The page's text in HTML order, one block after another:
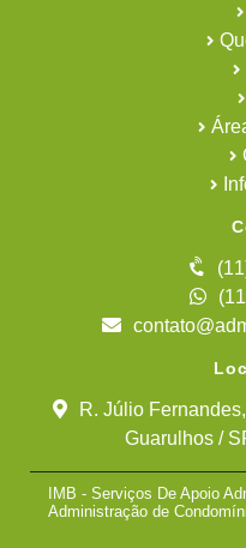
R. Júlio
Guarulhos /
IMB - Serviços De Apoio
Administração de